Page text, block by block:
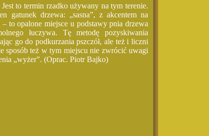
to termin rzadko używany na tym terenie.
gatunek drzewa: „sasna”, z akcentem na
– to opalone miejsce u podstawy pnia drzewa
łuczywa. Tę metodę pozyskiwania
go do podkurzania pszczół, ale też i liczni
sposób też w tym miejscu nie zwrócić uwagi
„wyżer”. (Oprac. Piotr Bajko)